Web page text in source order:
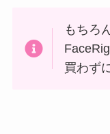
もちろ
買わず